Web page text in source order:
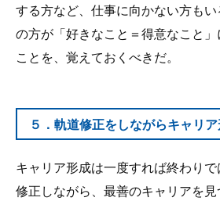
する方など、仕事に向かない方も
の方が「好きなこと＝得意なこと
ことを、覚えておくべきだ。
５．軌道修正をしながらキャリ
キャリア形成は一度すれば終わり
修正しながら、最善のキャリアを